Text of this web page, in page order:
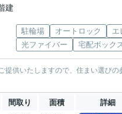
建
駐輪場 オートロック
エ
光ファイバー
宅配ボック
供いたしますので、住まい選びの
間取り 面積 詳細